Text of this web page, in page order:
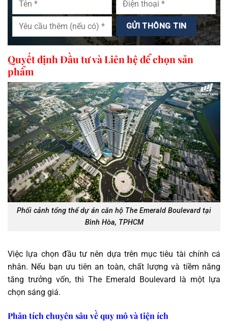
Quyết định Đầu tư và Liên hệ để chọn sản
phẩm
Phối cảnh tổng thể dự án căn hộ The Emerald Boulevard tại
Bình Hòa, TPHCM
Việc lựa chọn đầu tư nên dựa trên mục tiêu tài chính cá
nhân. Nếu bạn ưu tiên an toàn, chất lượng và tiềm năng
tăng trưởng vốn, thì The Emerald Boulevard là một lựa
chọn sáng giá.
Phân tích chuyên sâu về quy mô và tiện ích